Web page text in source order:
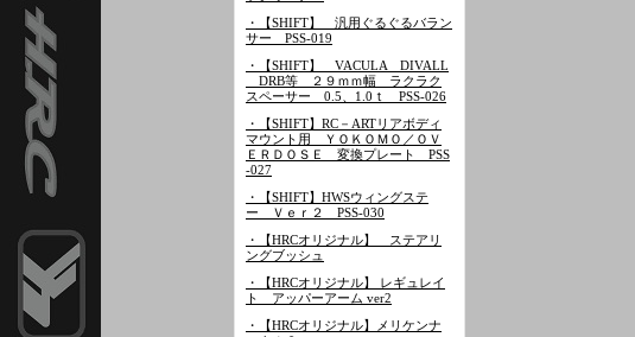
・【SHIFT】 汎用ぐるぐるバラン
サー PSS-019
・【SHIFT】 VACULA DIVALL
DRB等 ２９ｍｍ幅 ラクラク
スペーサー 0.5、1.0ｔ PSS-026
・【SHIFT】RC－ARTリアボディ
マウント用 ＹＯＫＯＭＯ／ＯＶ
ＥＲＤＯＳＥ 変換プレート PSS
-027
・【SHIFT】HWSウィングステ
ー Ｖｅｒ２ PSS-030
・【HRCオリジナル】 ステアリ
ングブッシュ
・【HRCオリジナル】 レギュレイ
ト アッパーアーム ver2
・【HRCオリジナル】メリケンナ